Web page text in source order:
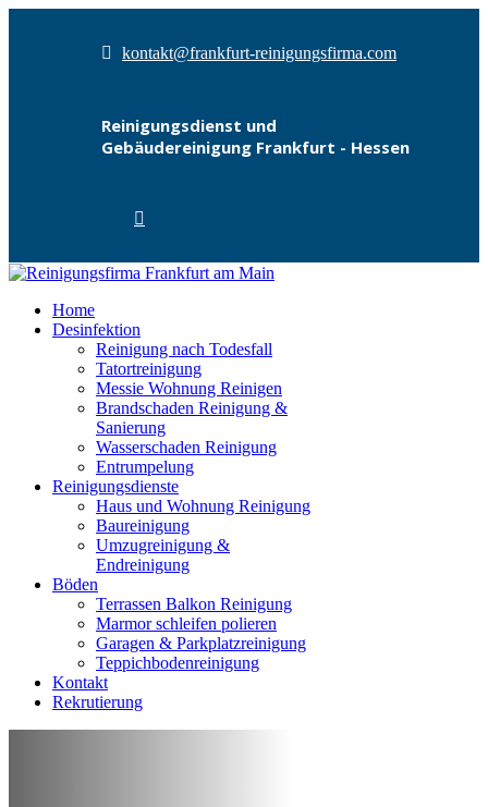
kontakt@frankfurt-reinigungsfirma.com
Reinigungsdienst und
Gebäudereinigung Frankfurt - Hessen
Home
Desinfektion
Reinigung nach Todesfall
Tatortreinigung
Messie Wohnung Reinigen
Brandschaden Reinigung &
Sanierung
Wasserschaden Reinigung
Entrumpelung
Reinigungsdienste
Haus und Wohnung Reinigung
Baureinigung
Umzugreinigung &
Endreinigung
Böden
Terrassen Balkon Reinigung
Marmor schleifen polieren
Garagen & Parkplatzreinigung
Teppichbodenreinigung
Kontakt
Rekrutierung